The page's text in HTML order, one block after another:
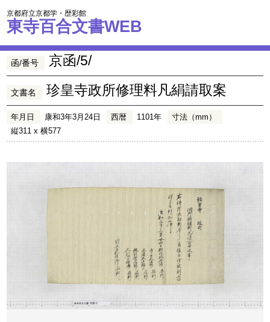
京都府立京都学・歴彩館
東寺百合文書WEB
函/番号 京函/5/
文書名 珍皇寺政所修理料凡絹請取案
年月日 康和3年3月24日 西暦 1101年
寸法（mm）
縦311 x 横577